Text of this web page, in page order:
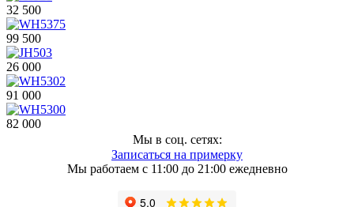
32 500
99 500
26 000
91 000
82 000
Мы в соц. сетях:
Записаться на примерку
Мы работаем с 11:00 до 21:00 ежедневно